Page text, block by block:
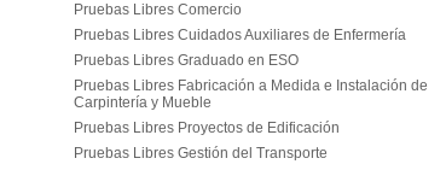
Pruebas Libres Comercio
Pruebas Libres Cuidados Auxiliares de Enfermería
Pruebas Libres Graduado en ESO
Pruebas Libres Fabricación a Medida e Instalación de
Carpintería y Mueble
Pruebas Libres Proyectos de Edificación
Pruebas Libres Gestión del Transporte